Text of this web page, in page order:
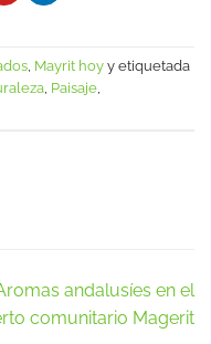
Mayrit hoy y etiquetada
Paisaje
andalusíes en el
comunitario Magerit